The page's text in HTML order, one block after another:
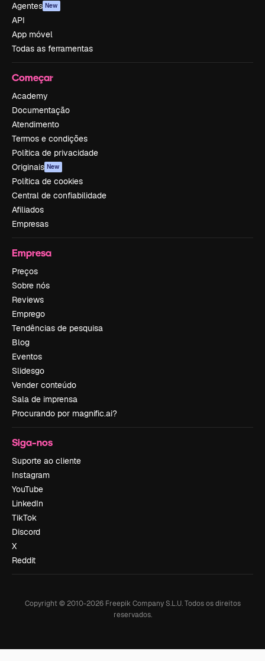
Agentes New
API
App móvel
Todas as ferramentas
Começar
Academy
Documentação
Atendimento
Termos e condições
Política de privacidade
Originais New
Política de cookies
Central de confiabilidade
Afiliados
Empresas
Empresa
Preços
Sobre nós
Reviews
Emprego
Tendências de pesquisa
Blog
Eventos
Slidesgo
Vender conteúdo
Sala de imprensa
Procurando por magnific.ai?
Siga-nos
Suporte ao cliente
Instagram
YouTube
LinkedIn
TikTok
Discord
X
Reddit
Copyright © 2010-2026Freepik Company S.L.U. Todos os direitos
reservados.